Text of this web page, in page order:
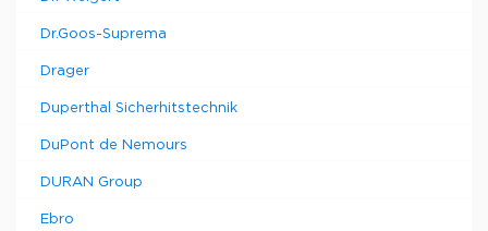
Dr.Goos-Suprema
Drager
Duperthal Sicherhitstechnik
DuPont de Nemours
DURAN Group
Ebro